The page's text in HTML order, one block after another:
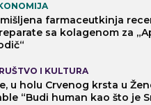
farmaceutkinja
sa kolagenom za
I KULTURA
u holu Crvenog krsta u
“Budi human kao što je